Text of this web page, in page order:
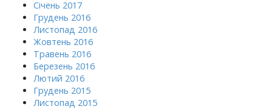
Січень 2017
Грудень 2016
Листопад 2016
Жовтень 2016
Травень 2016
Березень 2016
Лютий 2016
Грудень 2015
Листопад 2015